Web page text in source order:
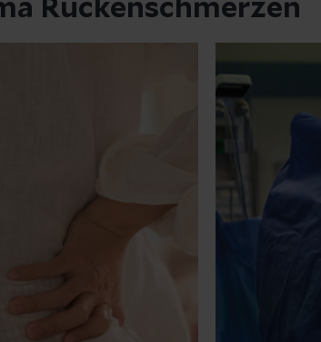
Rückenschmerzen